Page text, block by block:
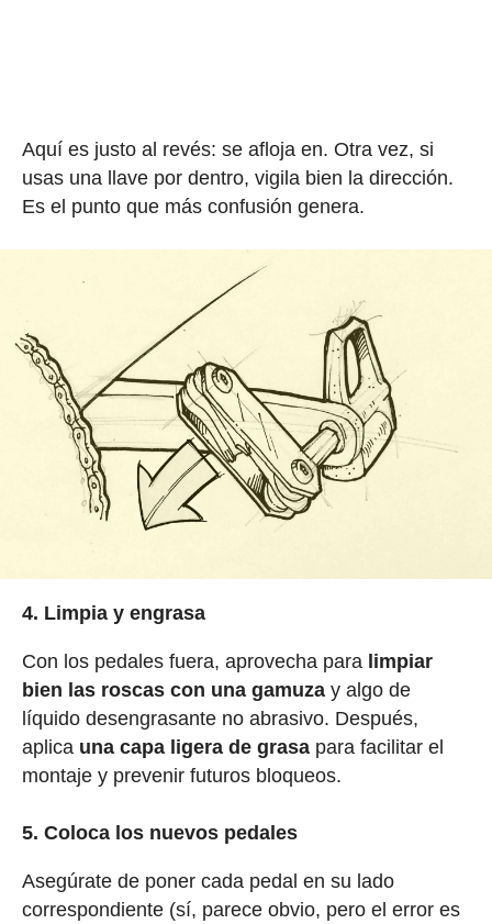
Aquí es justo al revés: se afloja en. Otra vez, si
usas una llave por dentro, vigila bien la dirección.
Es el punto que más confusión genera.
4. Limpia y engrasa
Con los pedales fuera, aprovecha para limpiar
bien las roscas con una gamuzay algo de
líquido desengrasante no abrasivo. Después,
aplica una capa ligera de grasapara facilitar el
montaje y prevenir futuros bloqueos.
5. Coloca los nuevos pedales
Asegúrate de poner cada pedal en su lado
correspondiente (sí, parece obvio, pero el error es